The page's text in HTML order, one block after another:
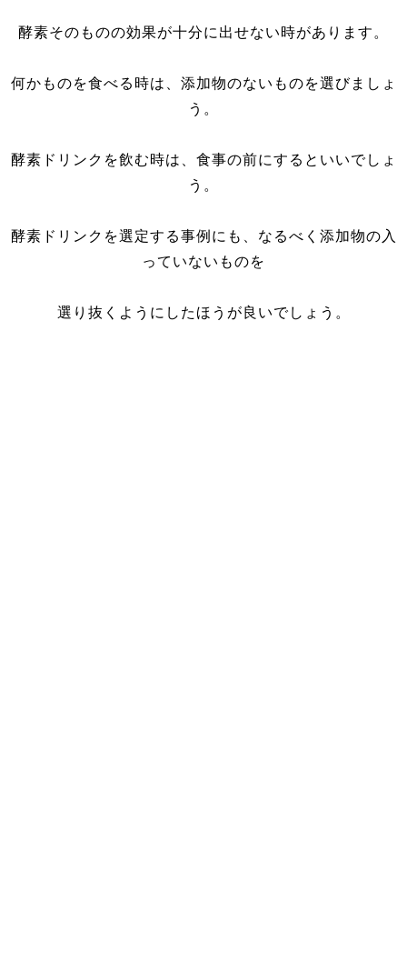
酵素そのものの効果が十分に出せない時があります。
何かものを食べる時は、添加物のないものを選びましょ
う。
酵素ドリンクを飲む時は、食事の前にするといいでしょ
う。
酵素ドリンクを選定する事例にも、なるべく添加物の入
っていないものを
選り抜くようにしたほうが良いでしょう。